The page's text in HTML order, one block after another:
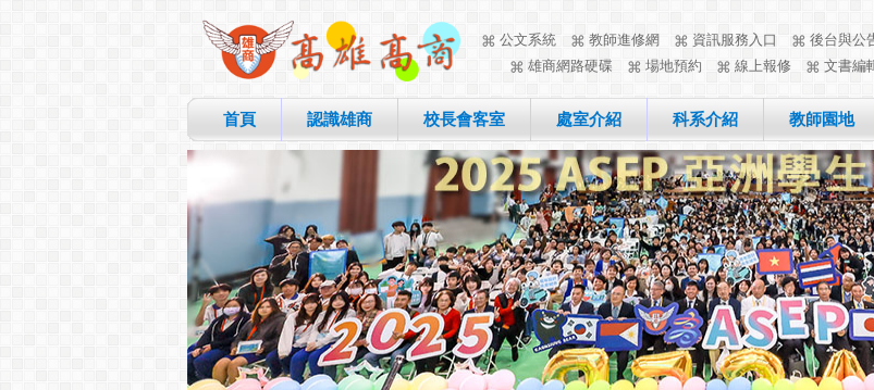
後台與公
資訊服務入口
教師進修網
公文系統
文書編
線上報修
場地預約
雄商網路硬碟
首頁 認識雄商 校長會客室 處室介紹 科系介紹 教師園地